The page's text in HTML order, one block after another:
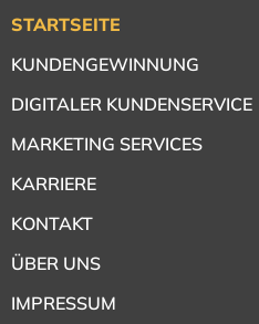
STARTSEITE
KUNDENGEWINNUNG
DIGITALER KUNDENSERVICE
MARKETING SERVICES
KARRIERE
KONTAKT
ÜBER UNS
IMPRESSUM